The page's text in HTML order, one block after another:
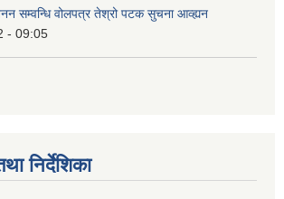
सम्वन्धि वोलपत्र तेश्रो पटक सुचना आव्ह्यन
- 09:05
निर्देशिका